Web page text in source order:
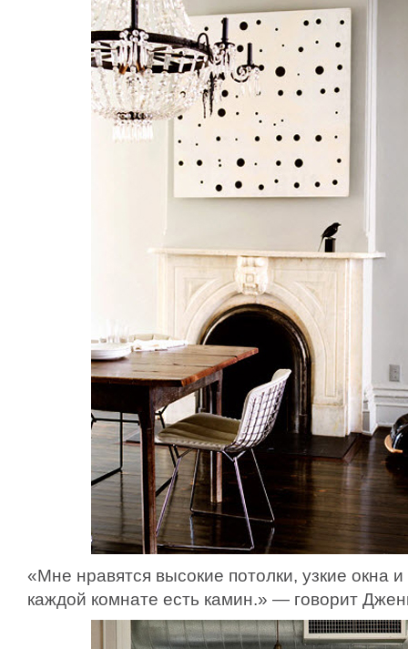
«Мне нравятся высокие потолки, узкие окна и
каждой комнате есть камин.» — говорит